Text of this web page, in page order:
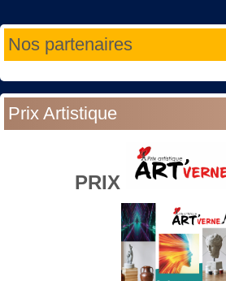
Nos partenaires
Prix Artistique
PRIX
Année
précédente
Mois
précédent
Année
suivante
Mois
suivant